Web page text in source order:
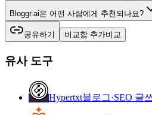
Bloggr.ai은 어떤 사람에게 추천되나요?
공유하기 비교함 추가비교
유사 도구
Hypertxt블로그·SEO 글